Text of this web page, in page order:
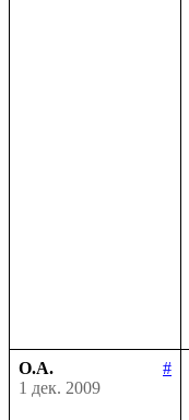
О.А.
#
1 дек. 2009